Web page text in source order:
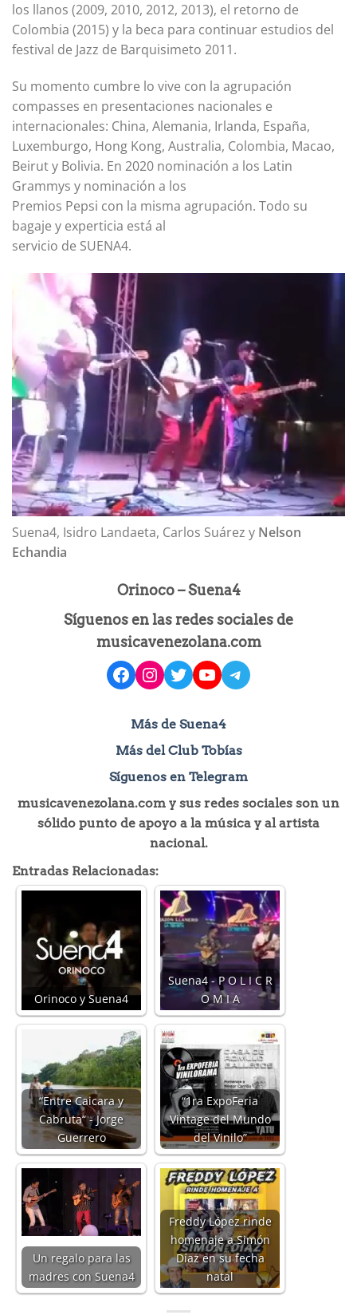
los llanos (2009, 2010, 2012, 2013), el retorno de
Colombia (2015) y la beca para continuar estudios del
festival de Jazz de Barquisimeto 2011.
Su momento cumbre lo vive con la agrupación
compasses en presentaciones nacionales e
internacionales: China, Alemania, Irlanda, España,
Luxemburgo, Hong Kong, Australia, Colombia, Macao,
Beirut y Bolivia. En 2020 nominación a los Latin
Grammys y nominación a los
Premios Pepsi con la misma agrupación. Todo su
bagaje y experticia está al
servicio de SUENA4.
Suena4, Isidro Landaeta, Carlos Suárez y Nelson
Echandia
Orinoco – Suena4
Síguenos en las redes sociales de
musicavenezolana.com
facebook
instagram
Twitter
YouTube
Telegram
Más de Suena4
Más del Club Tobías
Síguenos en Telegram
musicavenezolana.com y sus redes sociales son un
sólido punto de apoyo a la música y al artista
nacional.
Entradas Relacionadas:
Orinoco y Suena4
Suena4 - P O L I C R
O M I A
“Entre Caicara y
Cabruta“ - Jorge
Guerrero
“1ra ExpoFeria
Vintage del Mundo
del Vinilo”
Un regalo para las
madres con Suena4
Freddy López rinde
homenaje a Simón
Díaz en su fecha
natal